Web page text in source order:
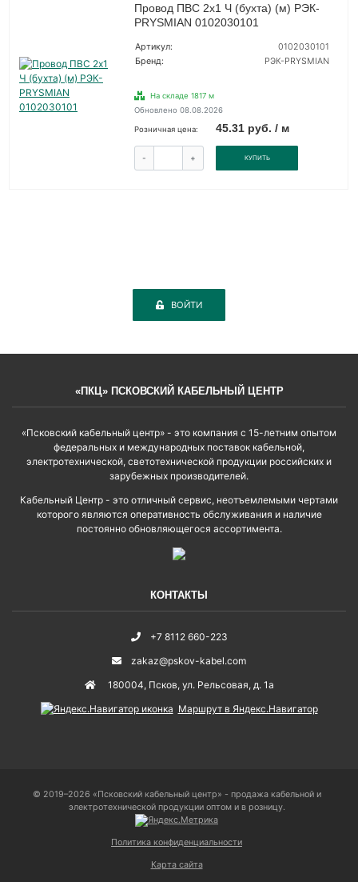
Провод ПВС 2х1 Ч (бухта) (м) РЭК-
PRYSMIAN 0102030101
Артикул:
0102030101
Бренд:
РЭК-PRYSMIAN
На складе 1817 м
Обновлено 08.08.2026
Розничная цена: 45.31 руб. / м
- + КУПИТЬ
ВОЙТИ
«ПКЦ» ПСКОВСКИЙ КАБЕЛЬНЫЙ ЦЕНТР
«Псковский кабельный центр» - это компания с 15-летним опытом
федеральных и международных поставок кабельной,
электротехнической, светотехнической продукции российских и
зарубежных производителей.
Кабельный Центр - это отличный сервис, неотъемлемыми чертами
которого являются оперативность обслуживания и наличие
постоянно обновляющегося ассортимента.
КОНТАКТЫ
+7 8112 660-223
zakaz@pskov-kabel.com
180004, Псков, ул. Рельсовая, д. 1а
Маршрут в Яндекс.Навигатор
© 2019–2026 «Псковский кабельный центр» - продажа кабельной и
электротехнической продукции оптом и в розницу.
Политика конфиденциальности
Карта сайта